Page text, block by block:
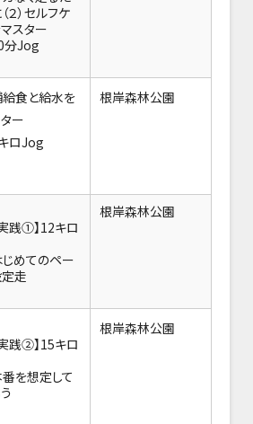
２）セルフケ
スター
Jog
食と給水を
ー
ロJog
根岸森林公園
践①】12キロ
めてのペー
走
根岸森林公園
践②】15キロ
を想定して
根岸森林公園